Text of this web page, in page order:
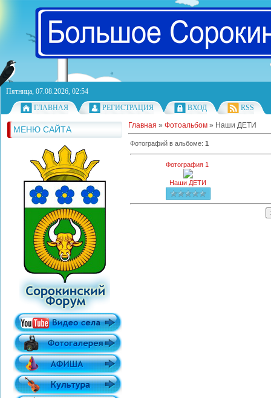
Пятница, 07.08.2026, 02:54
ГЛАВНАЯ
РЕГИСТРАЦИЯ ВХОД RSS
МЕНЮ САЙТА Главная » Фотоальбом » Наши ДЕТИ
Фотографий в альбоме: 1
Фотография 1
Наши ДЕТИ